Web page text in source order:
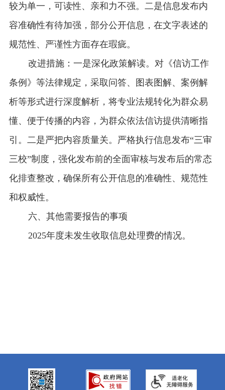
较为单一，可读性、亲和力不强。二是信息发布内
容准确性有待加强，部分公开信息，在文字表述的
规范性、严谨性方面存在瑕疵。
改进措施：一是深化政策解读。对《信访工作
条例》等法律规定，采取问答、图表图解、案例解
析等形式进行深度解析，将专业法规转化为群众易
懂、便于传播的内容，为群众依法信访提供清晰指
引。二是严把内容质量关。严格执行信息发布“三审
三校”制度，强化发布前的全面审核与发布后的常态
化排查整改，确保所有公开信息的准确性、规范性
和权威性。
六、其他需要报告的事项
2025年度未发生收取信息处理费的情况。